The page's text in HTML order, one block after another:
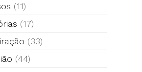
(11)
(17)
(33)
(44)